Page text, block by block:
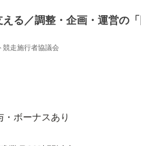
る／調整・企画・運営の
競走施行者協議会
・ボーナスあり